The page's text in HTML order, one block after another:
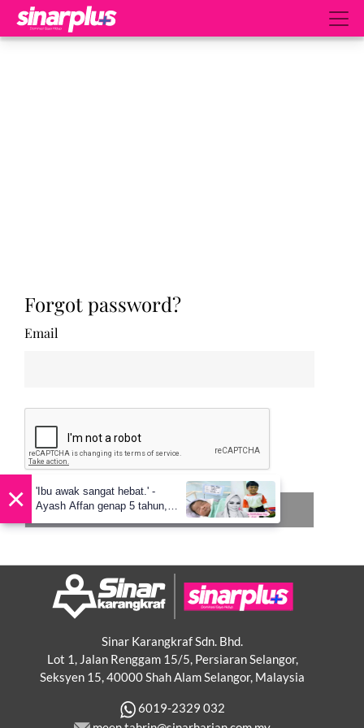
Forgot password?
Email
Sinar Karangkraf Sdn. Bhd.
Lot 1, Jalan Renggam 15/5, Persiaran Selangor,
Seksyen 15, 40000 Shah Alam Selangor, Malaysia
6019-2329 032
×
'Ibu awak sangat hebat.' -
Ayash Affan genap 5 tahun,
warganet imbau kenangan